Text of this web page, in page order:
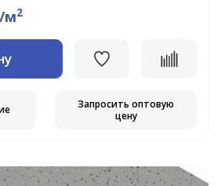
м2
Запросить оптовую
цену